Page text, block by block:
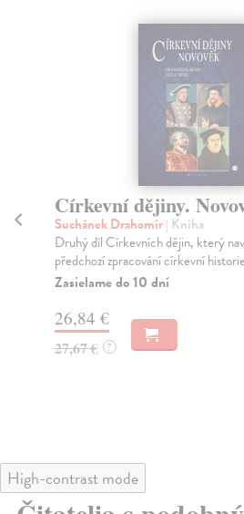
Církevní dějiny.
Suchánek Drahomír| Kniha
Druhý díl Církevních dějin, který
předchozí zpracování církevní
Zasielame do 10 dní
26,84 €
27,67 € ?
High-contrast mode